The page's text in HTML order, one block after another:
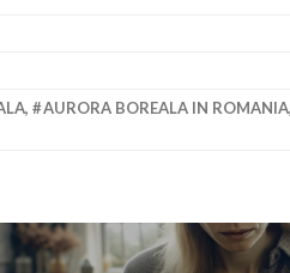
, AURORA BOREALA IN ROMANIA